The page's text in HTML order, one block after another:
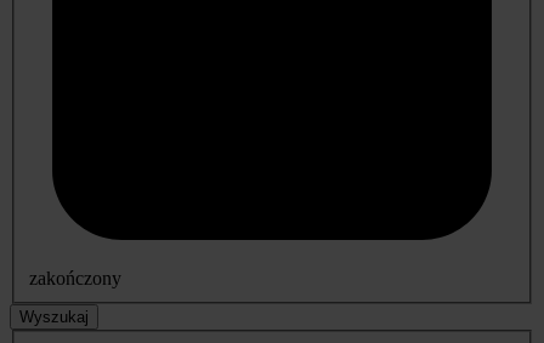
zakończony
Wyszukaj